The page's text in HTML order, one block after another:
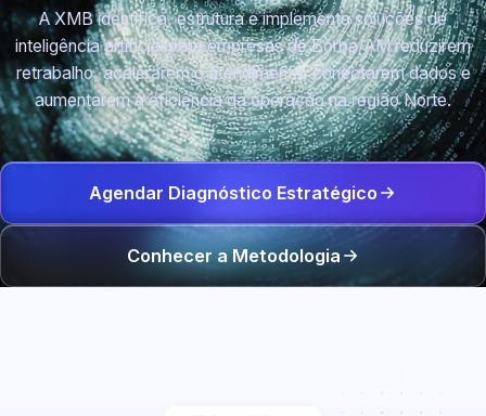
A XMB identifica, estrutura e implementa soluções de
inteligência artificial para empresas de Borba/AM reduzirem
retrabalho, acelerarem o atendimento, conectarem dados e
aumentarem a eficiência da operação na região Norte.
Agendar Diagnóstico Estratégico
Conhecer a Metodologia